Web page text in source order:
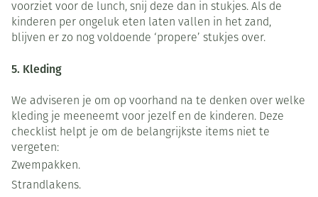
voorziet voor de lunch, snij deze dan in stukjes. Als de
kinderen per ongeluk eten laten vallen in het zand,
blijven er zo nog voldoende ‘propere’ stukjes over.
5. Kleding
We adviseren je om op voorhand na te denken over welke
kleding je meeneemt voor jezelf en de kinderen. Deze
checklist helpt je om de belangrijkste items niet te
vergeten:
Zwempakken.
Strandlakens.